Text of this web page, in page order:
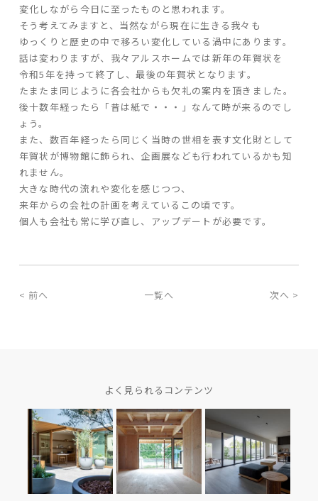
変化しながら今日に至ったものと思われます。
そう考えてみますと、当然ながら現在に生きる我々も
ゆっくりと歴史の中で移ろい変化している渦中にあります。
話は変わりますが、我々アルスホームでは新年の年賀状を
令和5年を持って終了し、最後の年賀状となります。
たまたま同じように各会社からも欠礼の案内を頂きました。
後十数年経ったら「昔は紙で・・・」なんて時が来るのでし
ょう。
また、数百年経ったら同じく当時の世相を表す文化財として
年賀状が博物館に飾られ、企画展なども行われているかも知
れません。
大きな時代の流れや変化を感じつつ、
来年からの会社の計画を考えているこの頃です。
個人も会社も常に学び直し、アップデートが必要です。
< 前へ 一覧へ 次へ >
よく見られるコンテンツ